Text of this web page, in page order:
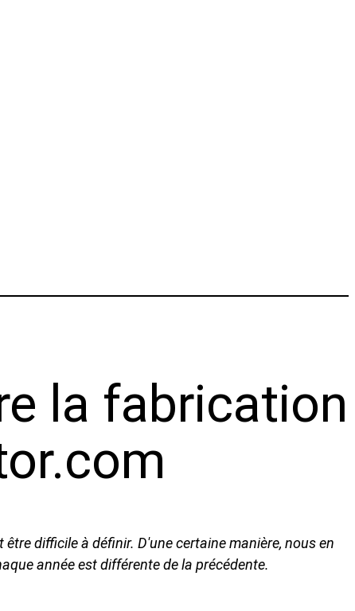
la fabrication
difficile à définir. D'une certaine manière, nous en
année est différente de la précédente.